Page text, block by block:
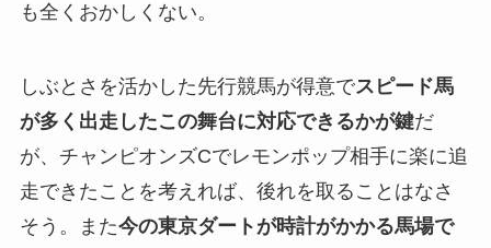
も全くおかしくない。
しぶとさを活かした先行競馬が得意でスピード馬
が多く出走したこの舞台に対応できるかが鍵だ
が、チャンピオンズCでレモンポップ相手に楽に追
走できたことを考えれば、後れを取ることはなさ
そう。また今の東京ダートが時計がかかる馬場で